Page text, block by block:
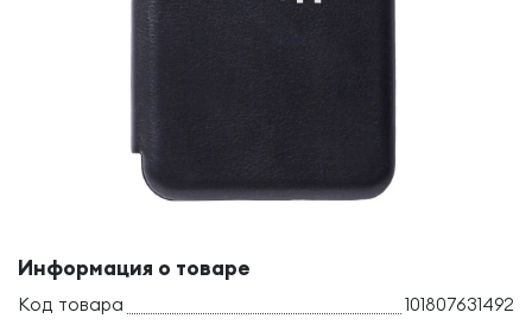
Информация о товаре
Код товара
101807631492